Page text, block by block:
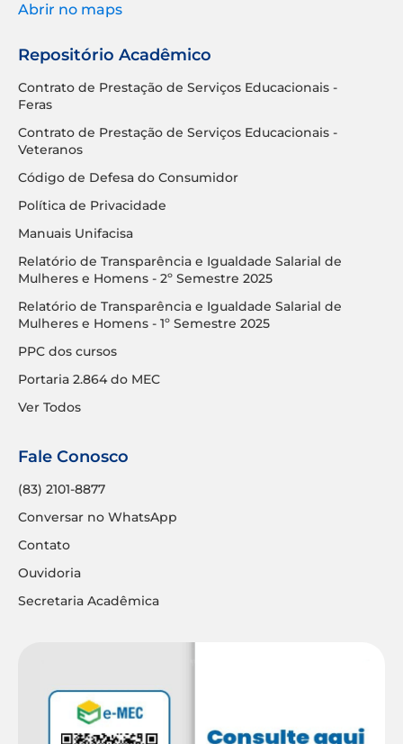
Abrir no maps
Repositório Acadêmico
Contrato de Prestação de Serviços Educacionais -
Feras
Contrato de Prestação de Serviços Educacionais -
Veteranos
Código de Defesa do Consumidor
Política de Privacidade
Manuais Unifacisa
Relatório de Transparência e Igualdade Salarial de
Mulheres e Homens - 2º Semestre 2025
Relatório de Transparência e Igualdade Salarial de
Mulheres e Homens - 1º Semestre 2025
PPC dos cursos
Portaria 2.864 do MEC
Ver Todos
Fale Conosco
(83) 2101-8877
Conversar no WhatsApp
Contato
Ouvidoria
Secretaria Acadêmica